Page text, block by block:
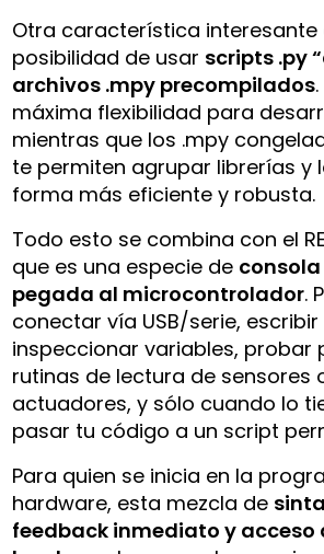
Otra característica interesante
posibilidad de usar scripts .py
archivos .mpy precompilados
máxima flexibilidad para
mientras que los .mpy
te permiten agrupar librerías y
forma más eficiente y robusta.
Todo esto se combina con el
que es una especie de
pegada al microcontrolador.
conectar vía USB/serie,
inspeccionar variables, probar
rutinas de lectura de sensores
actuadores, y sólo cuando lo
pasar tu código a un script
Para quien se inicia en la
hardware, esta mezcla de
feedback inmediato y acceso